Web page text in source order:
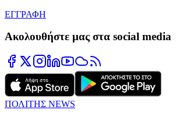
ΕΓΓΡΑΦΗ
Ακολουθήστε μας στα social media
ΠΟΛΙΤΗΣ NEWS